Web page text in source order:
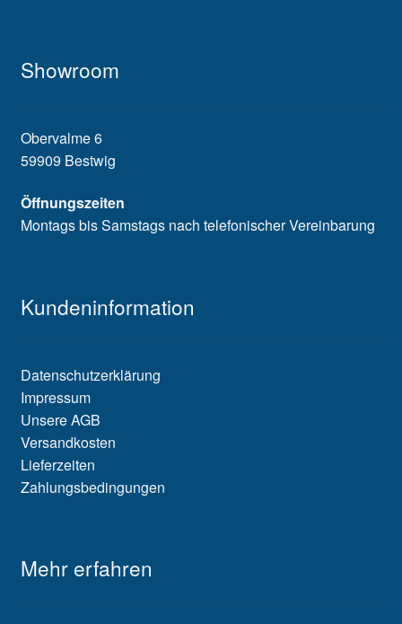
Showroom
Obervalme 6
59909 Bestwig
Öffnungszeiten
Montags bis Samstags nach telefonischer Vereinbarung
Kundeninformation
Datenschutzerklärung
Impressum
Unsere AGB
Versandkosten
Lieferzeiten
Zahlungsbedingungen
Mehr erfahren